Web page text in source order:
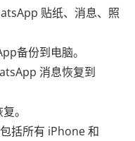
贴纸、消息、照
备份到电脑。
消息恢复到
。
括所有 iPhone 和